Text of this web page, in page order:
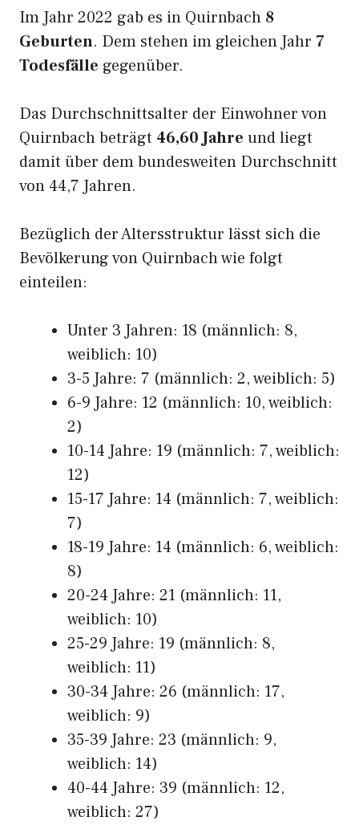
Im Jahr 2022 gab es in Quirnbach 8
Geburten. Dem stehen im gleichen Jahr 7
Todesfälle gegenüber.
Das Durchschnittsalter der Einwohner von
Quirnbach beträgt 46,60 Jahre und liegt
damit über dem bundesweiten Durchschnitt
von 44,7 Jahren.
Bezüglich der Altersstruktur lässt sich die
Bevölkerung von Quirnbach wie folgt
einteilen:
Unter 3 Jahren: 18 (männlich: 8,
weiblich: 10)
3-5 Jahre: 7 (männlich: 2, weiblich: 5)
6-9 Jahre: 12 (männlich: 10, weiblich:
2)
10-14 Jahre: 19 (männlich: 7, weiblich:
12)
15-17 Jahre: 14 (männlich: 7, weiblich:
7)
18-19 Jahre: 14 (männlich: 6, weiblich:
8)
20-24 Jahre: 21 (männlich: 11,
weiblich: 10)
25-29 Jahre: 19 (männlich: 8,
weiblich: 11)
30-34 Jahre: 26 (männlich: 17,
weiblich: 9)
35-39 Jahre: 23 (männlich: 9,
weiblich: 14)
40-44 Jahre: 39 (männlich: 12,
weiblich: 27)